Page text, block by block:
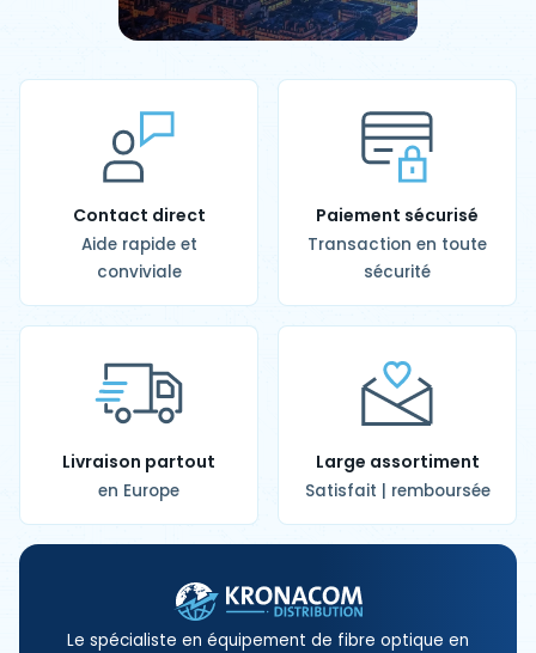
Contact direct
Aide rapide et
conviviale
Paiement sécurisé
Transaction en toute
sécurité
Livraison partout
en Europe
Large assortiment
Satisfait | remboursée
Le spécialiste en équipement de fibre optique en